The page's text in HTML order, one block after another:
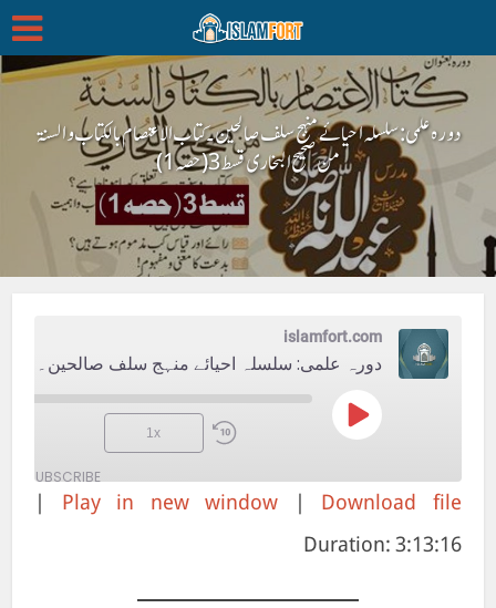
دورہ علمی: سلسلہ احیائے منہج سلف صالحین۔ کتاب الاعتصام بالکتاب والسنۃ
من صحیح البخاری قسط 3(حصہ 1)
islamfort.com
Play
1x
SUBSCRIBE
RSS FEED
Download file
Play in new window
Duration: 3:13:16